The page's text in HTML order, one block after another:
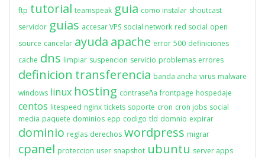
ftp tutorial teamspeak guia como instalar shoutcast
servidor guias accesar VPS social network red social open
source cancelar ayuda apache error 500 definiciones
cache dns limpiar suspencion servicio problemas errores
definicion transferencia banda ancha virus malware
windows linux hosting contraseña frontpage hospedaje
centos litespeed nginx tickets soporte cron cron jobs social
media paquete dominios epp codigo tld domnio expirar
dominio reglas derechos wordpress migrar
cpanel proteccion user snapshot ubuntu server apps